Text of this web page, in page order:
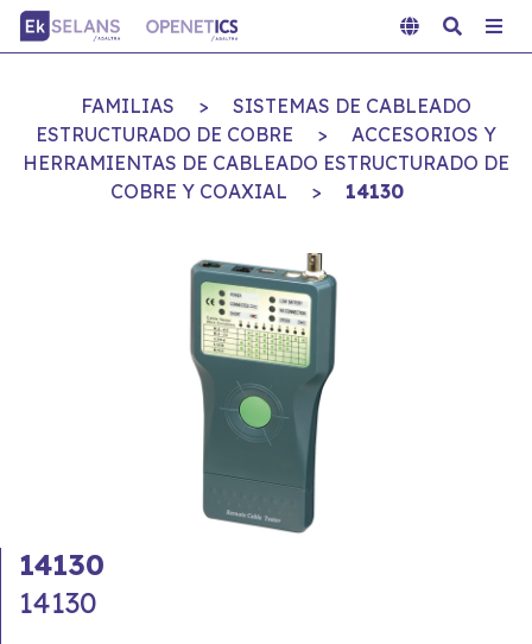
FAMILIAS >
SISTEMAS DE CABLEADO
ESTRUCTURADO DE COBRE
>
ACCESORIOS Y
HERRAMIENTAS DE CABLEADO ESTRUCTURADO DE
COBRE Y COAXIAL
> 14130
14130
14130